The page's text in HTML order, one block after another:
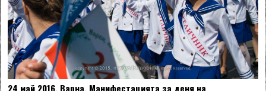
24 май 2016, Варна. Манифестацията за деня на